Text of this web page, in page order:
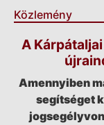
Közlemény
A
Amennyiben
segítséget